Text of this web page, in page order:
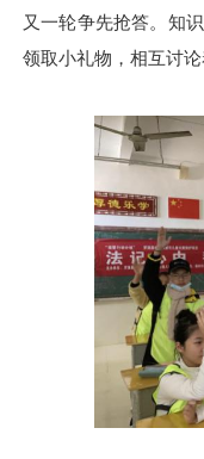
又一轮争先抢答。知
领取小礼物 ， 相互讨